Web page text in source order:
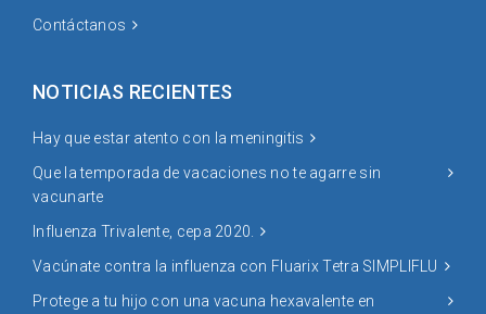
Contáctanos
NOTICIAS RECIENTES
Hay que estar atento con la meningitis
Que la temporada de vacaciones no te agarre sin
vacunarte
Influenza Trivalente, cepa 2020.
Vacúnate contra la influenza con Fluarix Tetra SIMPLIFLU
Protege a tu hijo con una vacuna hexavalente en